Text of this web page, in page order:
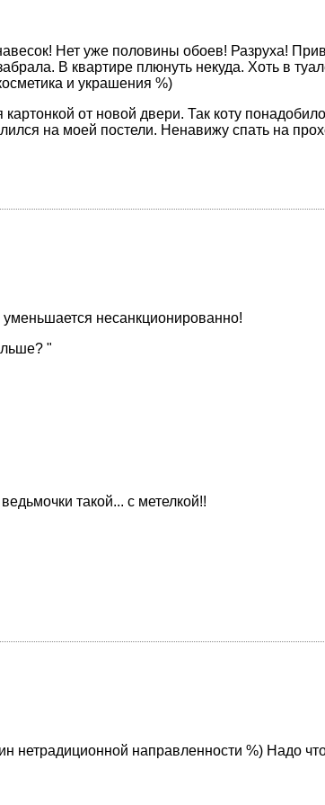
Нет уже половины обоев! Разруха!
В квартире плюнуть некуда. Хоть в
и украшения %)
от новой двери. Так коту
на моей постели. Ненавижу спать на
несанкционированно!
"
такой... с метелкой!!
нетрадиционной направленности %) Надо